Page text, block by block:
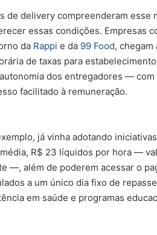
de delivery compreenderam esse
essas condições. Empresas
da Rappi e da 99 Food, chegam
de taxas para
dos entregadores —
facilitado à remuneração.
já vinha adotando
R$ 23 líquidos por hora —
—, além de poderem acessar o
a um único dia fixo de
em saúde e programas